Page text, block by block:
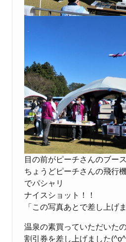
目の前がピーチさんのブース
ちょうどピーチさんの飛行
でパシャリ
ナイスショット！！
「この写真あとで差し上げ
温泉の素買っていただいたの
割引券を差し上げました(^o^)